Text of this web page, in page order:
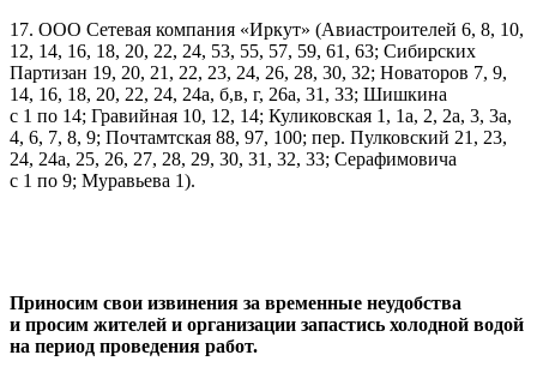
17. ООО Сетевая компания «Иркут» (Авиастроителей 6, 8, 10,
12, 14, 16, 18, 20, 22, 24, 53, 55, 57, 59, 61, 63; Сибирских
Партизан 19, 20, 21, 22, 23, 24, 26, 28, 30, 32; Новаторов 7, 9,
14, 16, 18, 20, 22, 24, 24а, б,в, г, 26а, 31, 33; Шишкина
с 1 по 14; Гравийная 10, 12, 14; Куликовская 1, 1а, 2, 2а, 3, 3а,
4, 6, 7, 8, 9; Почтамтская 88, 97, 100; пер. Пулковский 21, 23,
24, 24а, 25, 26, 27, 28, 29, 30, 31, 32, 33; Серафимовича
с 1 по 9; Муравьева 1).
Приносим свои извинения за временные неудобства
и просим жителей и организации запастись холодной водой
на период проведения работ.